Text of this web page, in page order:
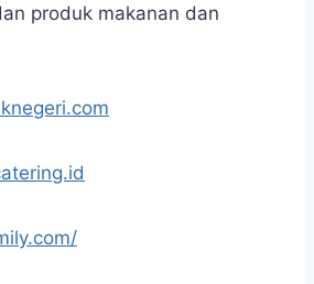
produk makanan dan